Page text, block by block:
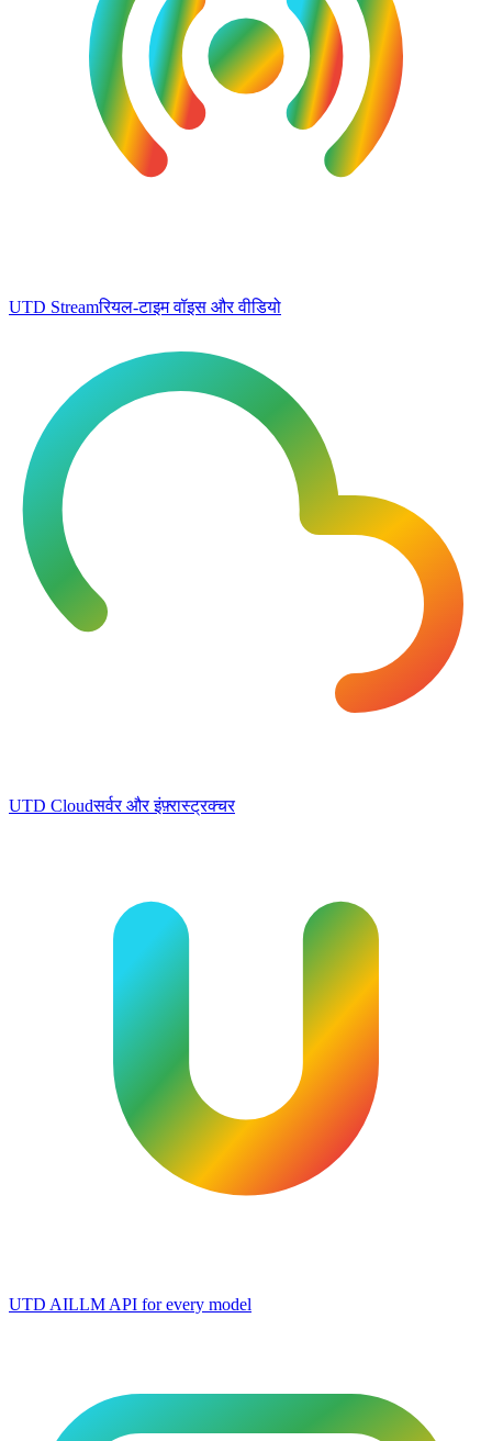
UTD Streamरियल-टाइम वॉइस और वीडियो
UTD Cloudसर्वर और इंफ़्रास्ट्रक्चर
UTD AILLM API for every model